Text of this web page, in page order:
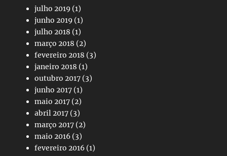
julho 2019 (1)
junho 2019 (1)
julho 2018 (1)
março 2018 (2)
fevereiro 2018 (3)
janeiro 2018 (1)
outubro 2017 (3)
junho 2017 (1)
maio 2017 (2)
abril 2017 (3)
março 2017 (2)
maio 2016 (3)
fevereiro 2016 (1)